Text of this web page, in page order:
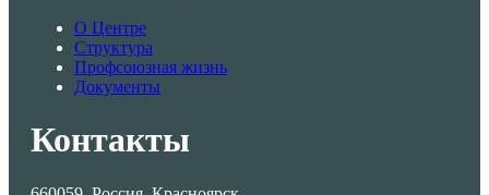
О Центре
Структура
Профсоюзная жизнь
Документы
Контакты